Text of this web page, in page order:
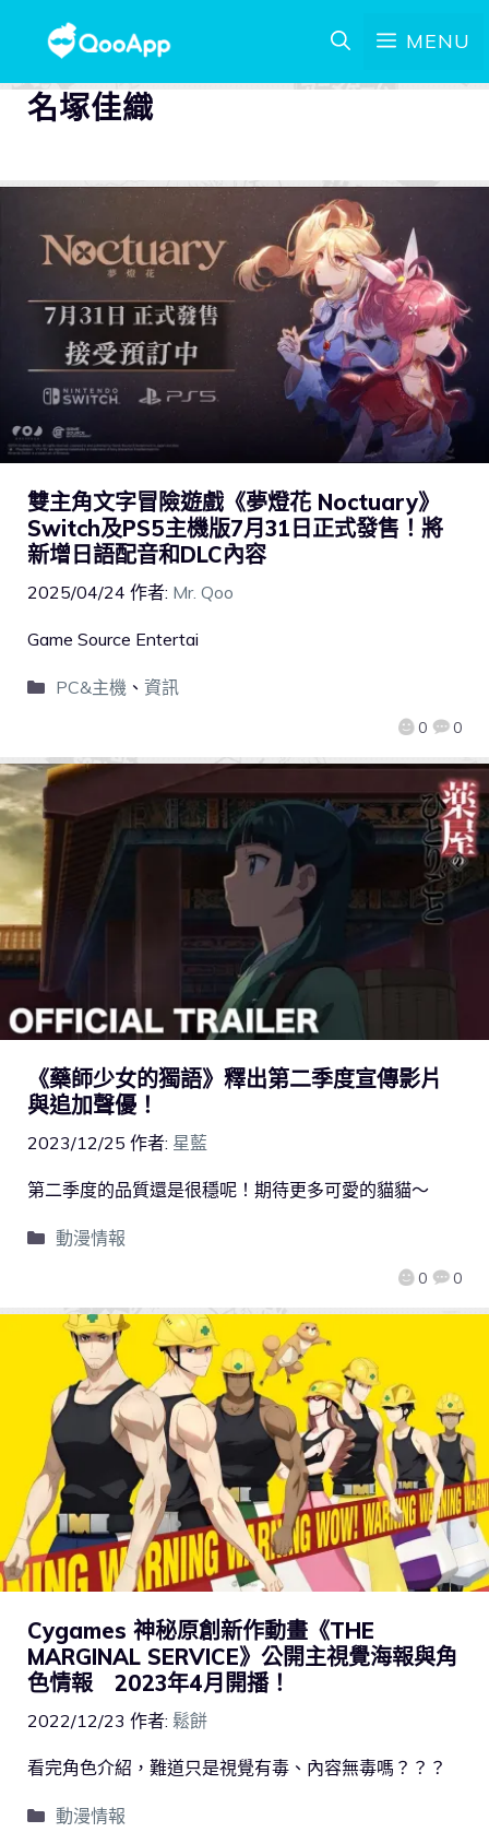
MENU
名塚佳織
雙主角文字冒險遊戲《夢燈花 Noctuary》
Switch及PS5主機版7月31日正式發售！將
新增日語配音和DLC內容
2025/04/24 作者: Mr. Qoo
0 0
Game Source Entertai
PC&主機、 資訊
《藥師少女的獨語》釋出第二季度宣傳影片
與追加聲優！
2023/12/25 作者: 星藍
0 0
第二季度的品質還是很穩呢！期待更多可愛的貓貓～
動漫情報
Cygames 神秘原創新作動畫《THE
MARGINAL SERVICE》公開主視覺海報與角
色情報 2023年4月開播！
2022/12/23 作者: 鬆餅
看完角色介紹，難道只是視覺有毒、內容無毒嗎？？？
動漫情報